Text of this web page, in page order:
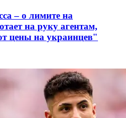
– о лимите на
на руку агентам,
цены на украинцев"